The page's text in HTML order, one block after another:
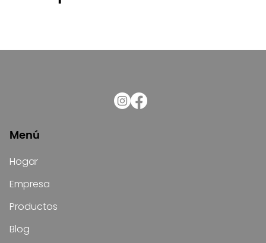
Menú
Hogar
Empresa
Productos
Blog